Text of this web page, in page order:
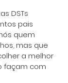
DSTs
pais
quem
mas que
a melhor
façam com